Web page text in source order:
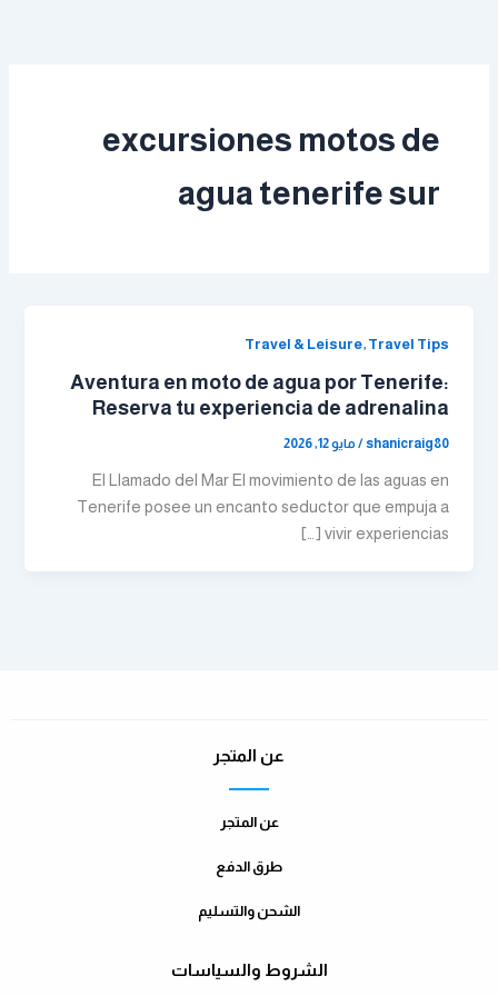
excursiones motos de
agua tenerife sur
Travel & Leisure, Travel Tips
Aventura en moto de agua por Tenerife:
Reserva tu experiencia de adrenalina
shanicraig80
/ مايو 12, 2026
El Llamado del Mar El movimiento de las aguas en
Tenerife posee un encanto seductor que empuja a
vivir experiencias […]
عن المتجر
عن المتجر
طرق الدفع
الشحن والتسليم
الشروط والسياسات